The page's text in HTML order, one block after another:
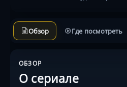
Обзор Где посмотреть
ОБЗОР
О сериале